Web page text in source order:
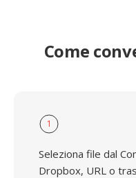
Come
1
Seleziona file dal
Dropbox, URL o